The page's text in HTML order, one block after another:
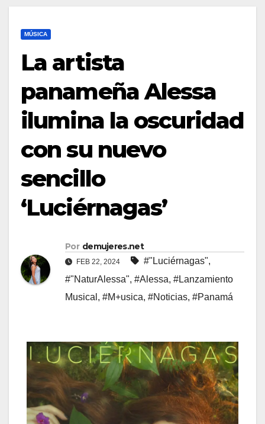
MÚSICA
La artista
panameña Alessa
ilumina la oscuridad
con su nuevo
sencillo
‘Luciérnagas’
Por demujeres.net
FEB 22, 2024 #"Luciérnagas",
#"NaturAlessa", #Alessa, #Lanzamiento
Musical , #M+usica, #Noticias, #Panamá